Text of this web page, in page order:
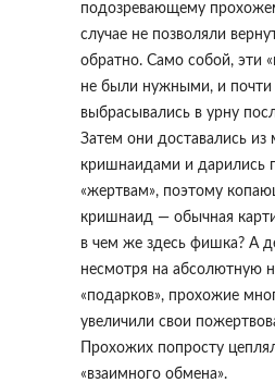
подозревающему
случае не позволяли
обратно. Само собой, эти
не были нужными, и почти
выбрасывались в урну
Затем они доставались из
кришнаидами и дарились
«жертвам», поэтому
кришнаид — обычная
в чем же здесь фишка? А
несмотря на абсолютную
«подарков», прохожие
увеличили свои
Прохожих попросту
«взаимного обмена».